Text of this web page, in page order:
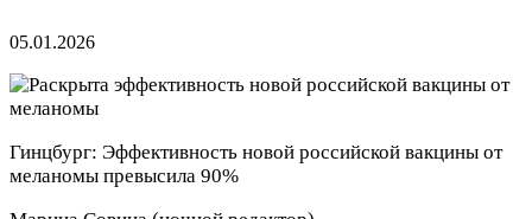
05.01.2026
Гинцбург: Эффективность новой российской вакцины от
меланомы превысила 90%